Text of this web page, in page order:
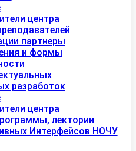
центра
партнеры
и формы
разработок
центра
лектории
Интерфейсов НОЧУ